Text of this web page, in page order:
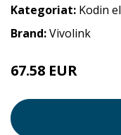
Kategoriat: Kodin
Brand:Vivolink
67.58 EUR